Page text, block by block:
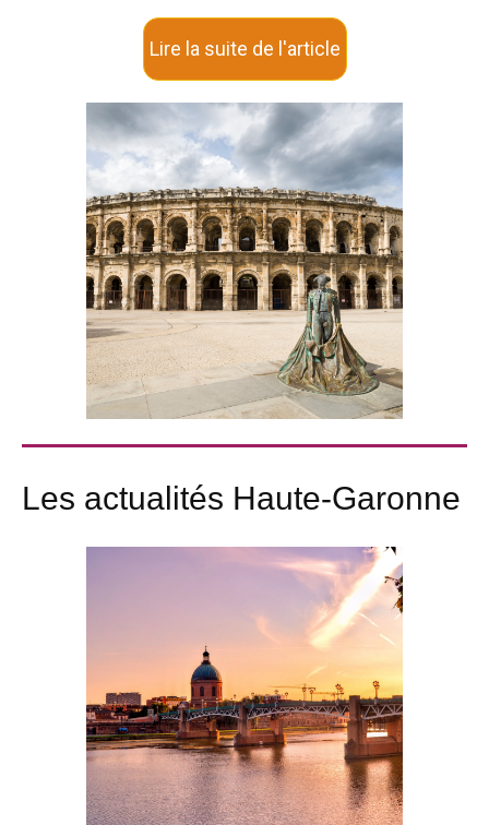
Lire la suite de l'article
Les actualités Haute-Garonne